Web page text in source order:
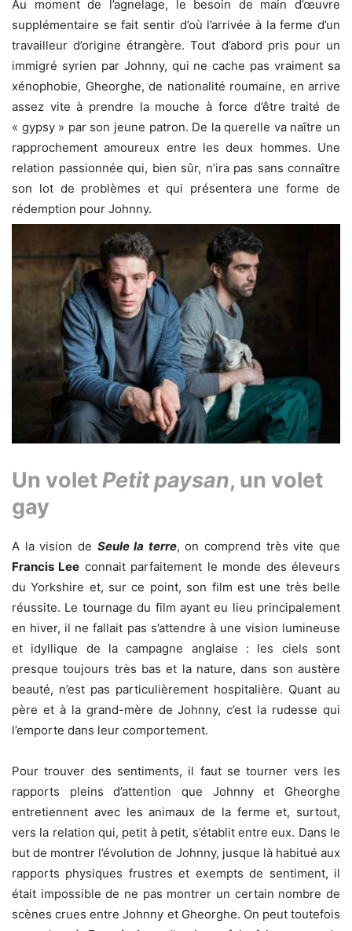
Au moment de l’agnelage, le besoin de main d’œuvre
supplémentaire se fait sentir d’où l’arrivée à la ferme d’un
travailleur d’origine étrangère. Tout d’abord pris pour un
immigré syrien par Johnny, qui ne cache pas vraiment sa
xénophobie, Gheorghe, de nationalité roumaine, en arrive
assez vite à prendre la mouche à force d’être traité de
« gypsy » par son jeune patron. De la querelle va naître un
rapprochement amoureux entre les deux hommes. Une
relation passionnée qui, bien sûr, n’ira pas sans connaître
son lot de problèmes et qui présentera une forme de
rédemption pour Johnny.
Un voletPetit paysan, un volet
gay
A la vision de Seule la terre, on comprend très vite que
Francis Lee connait parfaitement le monde des éleveurs
du Yorkshire et, sur ce point, son film est une très belle
réussite. Le tournage du film ayant eu lieu principalement
en hiver, il ne fallait pas s’attendre à une vision lumineuse
et idyllique de la campagne anglaise : les ciels sont
presque toujours très bas et la nature, dans son austère
beauté, n’est pas particulièrement hospitalière. Quant au
père et à la grand-mère de Johnny, c’est la rudesse qui
l’emporte dans leur comportement.
Pour trouver des sentiments, il faut se tourner vers les
rapports pleins d’attention que Johnny et Gheorghe
entretiennent avec les animaux de la ferme et, surtout,
vers la relation qui, petit à petit, s’établit entre eux. Dans le
but de montrer l’évolution de Johnny, jusque là habitué aux
rapports physiques frustres et exempts de sentiment, il
était impossible de ne pas montrer un certain nombre de
scènes crues entre Johnny et Gheorghe. On peut toutefois